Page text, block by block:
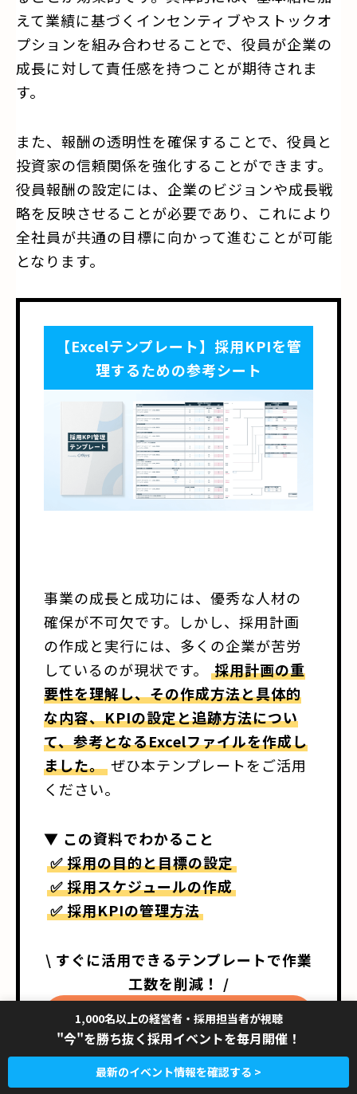
えて業績に基づくインセンティブやストックオ
プションを組み合わせることで、役員が企業の
成長に対して責任感を持つことが期待されま
す。
また、報酬の透明性を確保することで、役員と
投資家の信頼関係を強化することができます。
役員報酬の設定には、企業のビジョンや成長戦
略を反映させることが必要であり、これにより
全社員が共通の目標に向かって進むことが可能
となります。
【Excelテンプレート】採用KPIを管
理するための参考シート
事業の成長と成功には、優秀な人材の
確保が不可欠です。しかし、採用計画
の作成と実行には、多くの企業が苦労
しているのが現状です。
採用計画の重
要性を理解し、その作成方法と具体的
な内容、KPIの設定と追跡方法につい
て、参考となるExcelファイルを作成し
ました。 ぜひ本テンプレートをご活用
ください。
▼ この資料でわかること
✅ 採用の目的と目標の設定
✅ 採用スケジュールの作成
✅ 採用KPIの管理方法
\ すぐに活用できるテンプレートで作業
工数を削減！ /
今すぐダウンロードする（無料） ▶
1,000名以上の経営者・採用担当者が視聴
"今"を勝ち抜く採用イベントを毎月開催！
最新のイベント情報を確認する >